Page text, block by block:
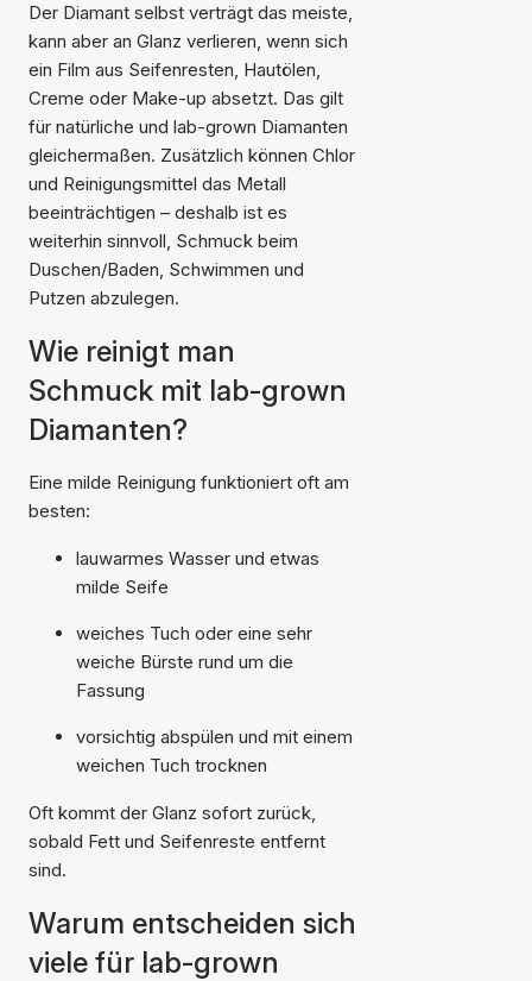
Der Diamant selbst verträgt das meiste,
kann aber an Glanz verlieren, wenn sich
ein Film aus Seifenresten, Hautölen,
Creme oder Make-up absetzt. Das gilt
für natürliche und lab-grown Diamanten
gleichermaßen. Zusätzlich können Chlor
und Reinigungsmittel das Metall
beeinträchtigen – deshalb ist es
weiterhin sinnvoll, Schmuck beim
Duschen/Baden, Schwimmen und
Putzen abzulegen.
Wie reinigt man
Schmuck mit lab-grown
Diamanten?
Eine milde Reinigung funktioniert oft am
besten:
lauwarmes Wasser und etwas
milde Seife
weiches Tuch oder eine sehr
weiche Bürste rund um die
Fassung
vorsichtig abspülen und mit einem
weichen Tuch trocknen
Oft kommt der Glanz sofort zurück,
sobald Fett und Seifenreste entfernt
sind.
Warum entscheiden sich
viele für lab-grown